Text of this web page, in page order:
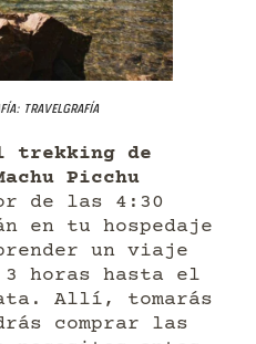
Travelgrafía
trekking de
Picchu
de las 4:30
en tu hospedaje
un viaje
horas hasta el
Allí, tomarás
comprar las